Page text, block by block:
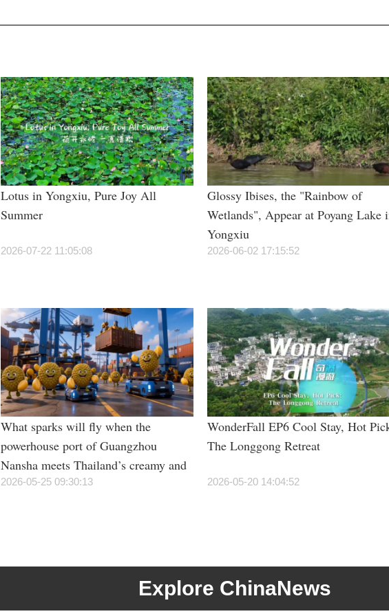
Lotus in Yongxiu, Pure Joy All
Summer
2026-07-22 11:05:08
Glossy Ibises, the "Rainbow of
Wetlands", Appear at Poyang Lake
Yongxiu
2026-06-02 17:15:52
What sparks will fly when the
powerhouse port of Guangzhou
Nansha meets Thailand’s creamy and
irresistible “durian students”?
2026-05-25 09:30:13
WonderFall EP6 Cool Stay, Hot
The Longgong Retreat
2026-05-20 14:04:52
Explore ChinaNews